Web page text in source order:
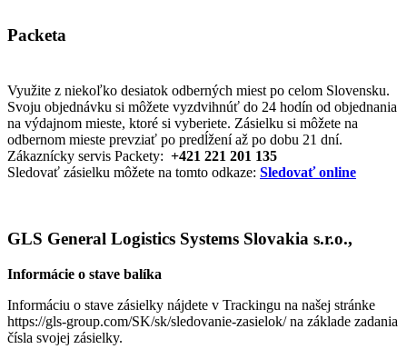
Packeta
Využite z niekoľko desiatok odberných miest po celom Slovensku.
Svoju objednávku si môžete vyzdvihnúť do 24 hodín od objednania
na výdajnom mieste, ktoré si vyberiete. Zásielku si môžete na
odbernom mieste prevziať po predĺžení až po dobu 21 dní.
Zákaznícky servis Packety: +421 221 201 135
Sledovať zásielku môžete na tomto odkaze: Sledovať online
GLS General Logistics Systems Slovakia s.r.o.,
Informácie o stave balíka
Informáciu o stave zásielky nájdete v Trackingu na našej stránke
https://gls-group.com/SK/sk/sledovanie-zasielok/ na základe zadania
čísla svojej zásielky.